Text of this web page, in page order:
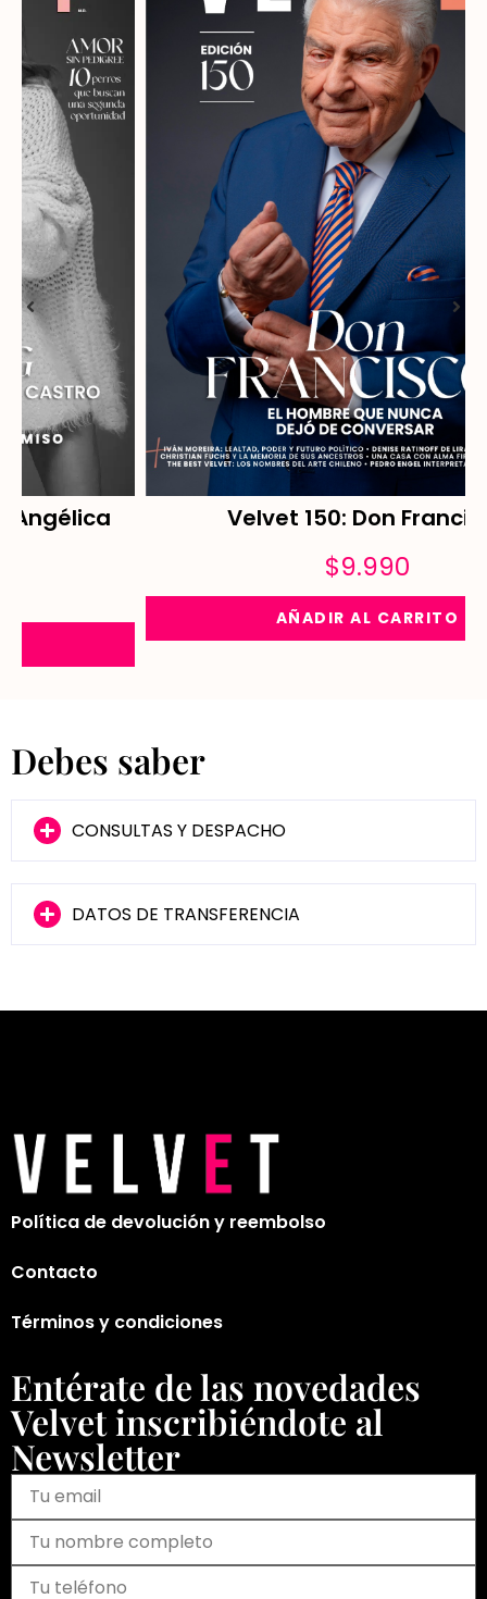
Velvet 150: Don Francisco
AÑADIR AL CARRITO
Debes saber
CONSULTAS Y DESPACHO
DATOS DE TRANSFERENCIA
Política de devolución y reembolso
Contacto
Términos y condiciones
Entérate de las novedades
Velvet inscribiéndote al
Newsletter